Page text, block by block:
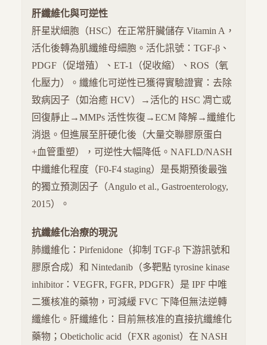
肝纖維化與可逆性
肝星狀細胞（HSC）在正常肝臟儲存 Vitamin A，
活化後轉為肌纖維母細胞。活化訊號：TGF-β、
PDGF（促增殖）、ET-1（促收縮）、ROS（氧
化壓力）。纖維化可逆性已獲得實驗證實：去除
致病因子（如治癒 HCV）→活化的 HSC 凋亡或
回復靜止→MMPs 活性恢復→ECM 降解→纖維化
消退。但進展至肝硬化後（大量交聯膠原蛋白
+血管重塑），可逆性大幅降低。NAFLD/NASH
中纖維化程度（F0-F4 staging）是長期預後最強
的獨立預測因子（Angulo et al., Gastroenterology,
2015）。
抗纖維化治療的現況
肺纖維化：Pirfenidone（抑制 TGF-β 下游訊號和
膠原合成）和 Nintedanib（多靶點 tyrosine kinase
inhibitor：VEGFR, FGFR, PDGFR）是 IPF 中唯
二獲核准的藥物，可減緩 FVC 下降但無法逆轉
纖維化。肝纖維化：目前無核准的直接抗纖維化
藥物；Obeticholic acid（FXR agonist）在 NASH